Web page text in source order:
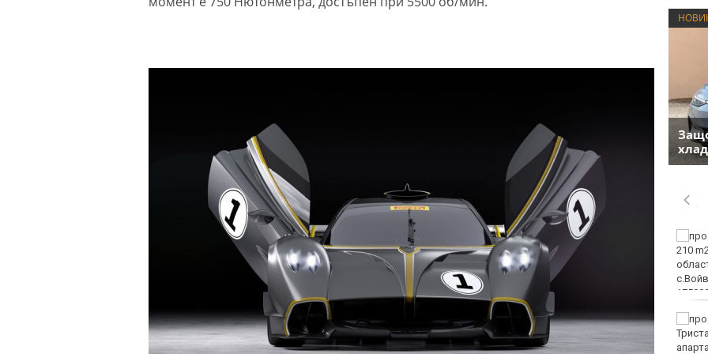
Вижте защо някои хора
са като магнити за
комарите, а други се
разминават с
ухапванията им
"Изкуството на Джън-
Шан-Жен" отново е във
Варна